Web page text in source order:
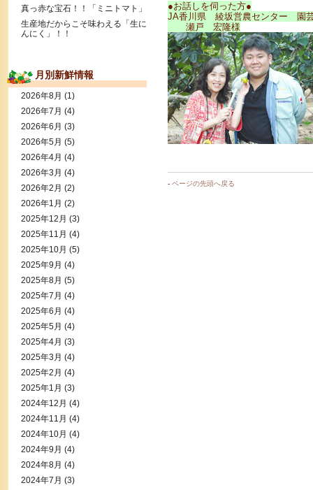
●お話しを伺った方●
JA香川県 綾坂営農センター
瀬戸 宏隆様
- ページの先頭へ戻る
真っ赤な宝石！！「ミニトマト」
生産地だからこそ味わえる「生に
んにく」！！
月別新鮮情報
2026年8月 (1)
2026年7月 (4)
2026年6月 (3)
2026年5月 (5)
2026年4月 (4)
2026年3月 (4)
2026年2月 (2)
2026年1月 (2)
2025年12月 (3)
2025年11月 (4)
2025年10月 (5)
2025年9月 (4)
2025年8月 (5)
2025年7月 (4)
2025年6月 (4)
2025年5月 (4)
2025年4月 (3)
2025年3月 (4)
2025年2月 (4)
2025年1月 (3)
2024年12月 (4)
2024年11月 (4)
2024年10月 (4)
2024年9月 (4)
2024年8月 (4)
2024年7月 (3)